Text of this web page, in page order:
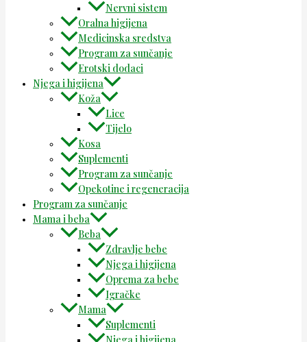
Nervni sistem
Oralna higijena
Medicinska sredstva
Program za sunčanje
Erotski dodaci
Njega i higijena
Koža
Lice
Tijelo
Kosa
Suplementi
Program za sunčanje
Opekotine i regeneracija
Program za sunčanje
Mama i beba
Beba
Zdravlje bebe
Njega i higijena
Oprema za bebe
Igračke
Mama
Suplementi